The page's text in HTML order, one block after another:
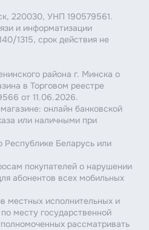
220030, УНП 190579561.
и информатизации
1315, срок действия не
района г. Минска о
в Торговом реестре
от 11.06.2026.
онлайн банковской
или наличными при
Республике Беларусь или
покупателей о нарушении
абонентов всех мобильных
местных исполнительных и
месту государственной
рассматривать